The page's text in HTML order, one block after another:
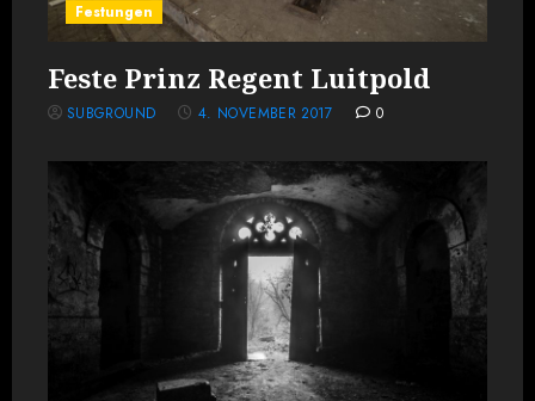
Festungen
Feste Prinz Regent Luitpold
SUBGROUND 4. NOVEMBER 2017 0